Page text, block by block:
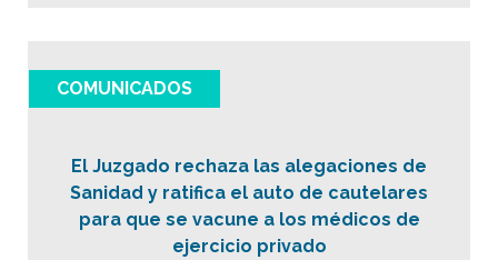
COMUNICADOS
El Juzgado rechaza las alegaciones de
Sanidad y ratifica el auto de cautelares
para que se vacune a los médicos de
ejercicio privado